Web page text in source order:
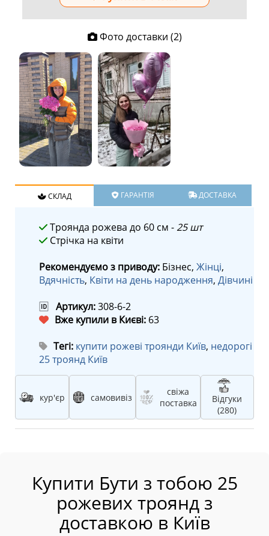
Фото доставки (2)
СКЛАД ГАРАНТІЯ ДОСТАВКА
Троянда рожева до 60 см -25 шт
Стрічка на квіти
Рекомендуємо з приводу: Бізнес, Жінці,
Вдячність, Квіти на день народження, Дівчині
🆔 Артикул:308-6-2
Вже купили в Києві: 63
Тегі: купити рожеві троянди Київ, недорогі
25 троянд Київ
кур'єр самовивіз
свіжа
поставка
Відгуки
(280)
Купити Бути з тобою 25
рожевих троянд з
доставкою в Київ